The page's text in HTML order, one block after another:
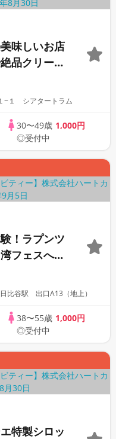
味しいお店
品クリーム
チーズケー
んぽコン♡
−１ シアタートラム
30〜49歳 1,000円
◎受付中
！ラプンツ
フェスへ☆
分でお散歩
比谷駅 出口A13（地上）
38〜55歳 1,000円
◎受付中
特製シロッ